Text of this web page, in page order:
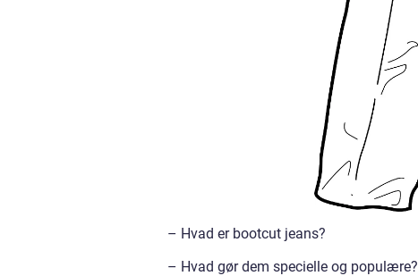
– Hvad er bootcut jeans?
– Hvad gør dem specielle og populære?